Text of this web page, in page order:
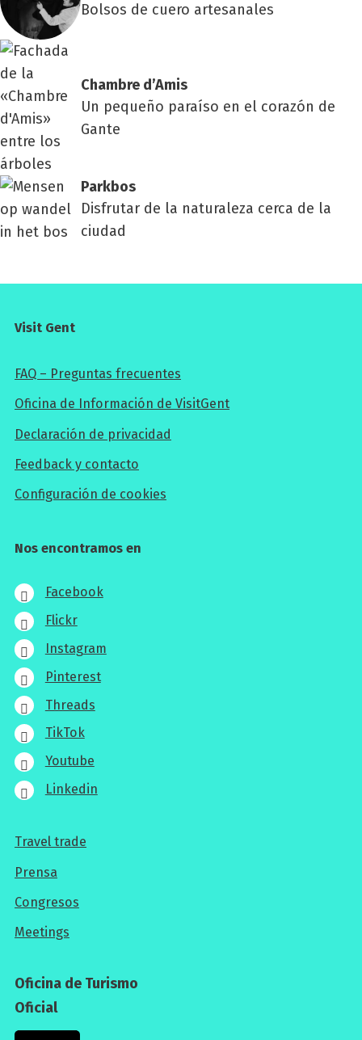
Bolsos de cuero artesanales
Cham­bre d’Amis
Un pequeño paraíso en el corazón de
Gante
Park­bos
Disfrutar de la naturaleza cerca de la
ciudad
Visit Gent
FAQ – Preguntas frecuentes
Oficina de Información de VisitGent
Declaración de privacidad
Feedback y contacto
Configuración de cookies
Nos encontramos en
Facebook
Flickr
Instagram
Pinterest
Threads
TikTok
Youtube
Linkedin
Para
los
profesionales
Travel trade
Prensa
Congresos
Meetings
Oficina de Turismo
Oficial